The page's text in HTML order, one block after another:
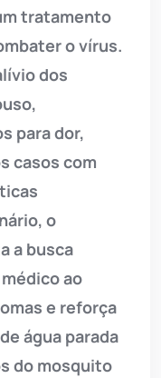
tratamento
o vírus.
dos
para dor,
casos com
o
a busca
ao
e reforça
água parada
do mosquito